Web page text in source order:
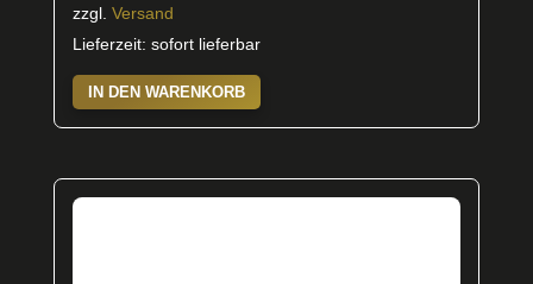
zzgl. Versand
Lieferzeit: sofort lieferbar
IN DEN WARENKORB